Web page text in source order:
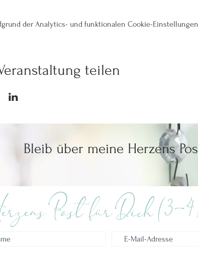
der Analytics- und funktionalen Cookie-
teilen
Bleib über meine Herzens
Post für Dich (3-